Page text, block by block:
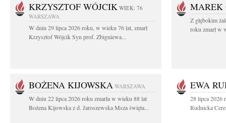
KRZYSZTOF WÓJCIK WIEK: 76
WARSZAWA
W dniu 29 lipca 2026 roku, w wieku 76 lat, zmarł
Krzysztof Wójcik Syn prof. Zbigniewa...
MAREK
Z głębokim
roku zmarł w
BOŻENA KIJOWSKA WARSZAWA
W dniu 22 lipca 2026 roku zmarła w wieku 88 lat
Bożena Kijowska z d. Jaroszewska Msza święta...
EWA
28 lipca 2026
Rudnicka